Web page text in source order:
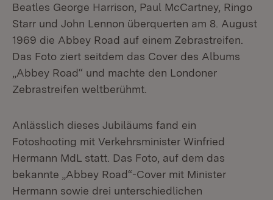
Beatles George Harrison, Paul McCartney, Ringo
Starr und John Lennon überquerten am 8. August
1969 die Abbey Road auf einem Zebrastreifen.
Das Foto ziert seitdem das Cover des Albums
„Abbey Road“ und machte den Londoner
Zebrastreifen weltberühmt.
Anlässlich dieses Jubiläums fand ein
Fotoshooting mit Verkehrsminister Winfried
Hermann MdL statt. Das Foto, auf dem das
bekannte „Abbey Road“-Cover mit Minister
Hermann sowie drei unterschiedlichen